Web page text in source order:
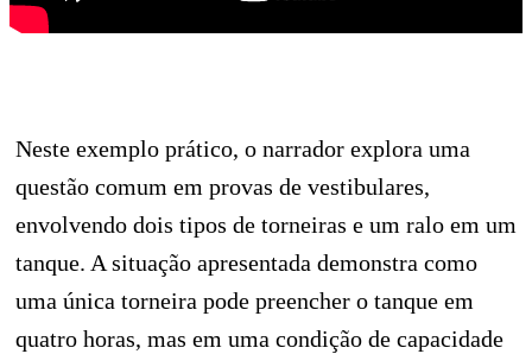
Neste exemplo prático, o narrador explora uma
questão comum em provas de vestibulares,
envolvendo dois tipos de torneiras e um ralo em um
tanque. A situação apresentada demonstra como
uma única torneira pode preencher o tanque em
quatro horas, mas em uma condição de capacidade